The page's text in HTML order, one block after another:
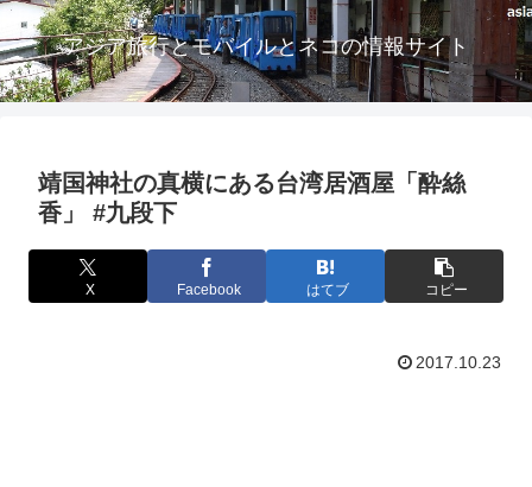
アジア旅行とモバイルとネコの情報サイト
靖国神社の真横にある台湾居酒屋「酔絲
香」 #九段下
X Facebook はてブ コピー
2017.10.23